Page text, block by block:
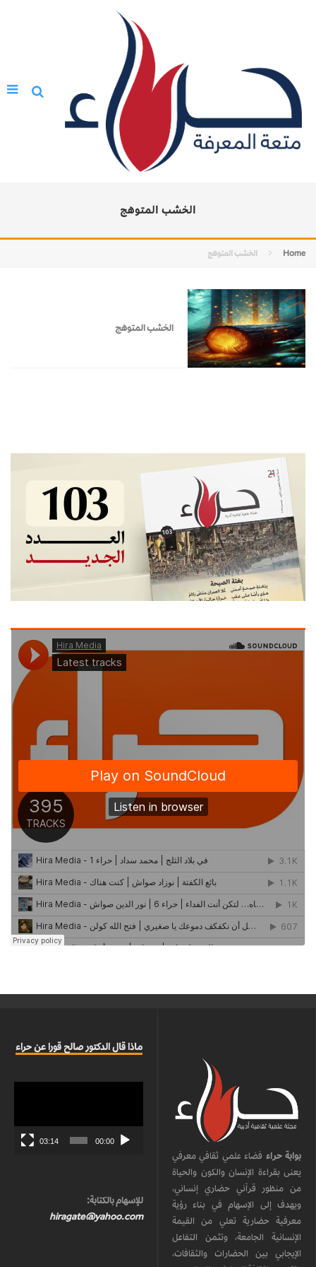
الخشب المتوهج
Home الخشب المتوهج
الخشب المتوهج
بوابة حراء فضاء علمي ثقافي معرفي
يعنى بقراءة الإنسان والكون والحياة
من منظور قرآني حضاري إنساني،
ويهدف إلى الإسهام في بناء رؤية
معرفية حضارية تعلي من القيمة
الإنسانية الجامعة، وتثمن التفاعل
الإيجابي بين الحضارات والثقافات،
ماذا قال الدكتور صالح قورا عن حراء
00:00
03:14
للإسهام بالكتابة:
hiragate@yahoo.com